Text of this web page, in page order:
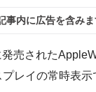
事内に広告を含み
売された
レイの常時表示